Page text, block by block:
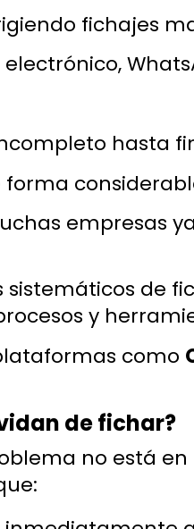
fichajes
hasta
empresas
sistemáticos de
y
como
de fichar?
no está